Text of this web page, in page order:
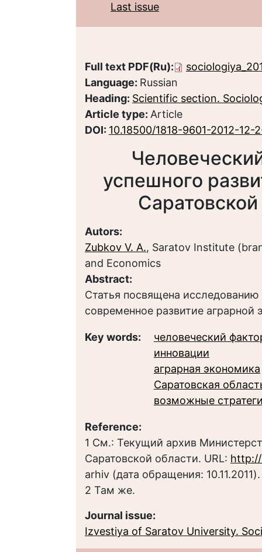
Last issue
Full text PDF(Ru):
Language: Russian
Heading: Scientific section.
Article type: Article
DOI: 10.18500/1818-9601-2012-12-
успешного
Autors:
Zubkov V. A., Saratov Institute
and Economics
Abstract:
Статья посвящена исследованию
современное развитие
Key words:
человеческий
инновации
аграрная экономика
Саратовская
возможные
Reference:
1 См.: Текущий архив
Саратовской области. URL:
arhiv (дата обращения: 10.11.2011).
2 Там же.
Journal issue:
Izvestiya of Saratov University.